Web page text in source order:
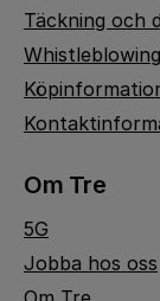
Täckning och
Whistleblowing
Om Tre
5G
Jobba hos oss